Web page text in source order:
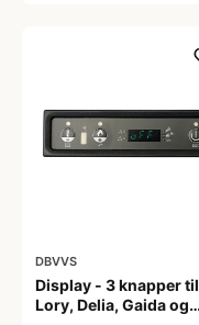
DBVVS
Display - 3 knapper til
Lory, Delia, Gaida og